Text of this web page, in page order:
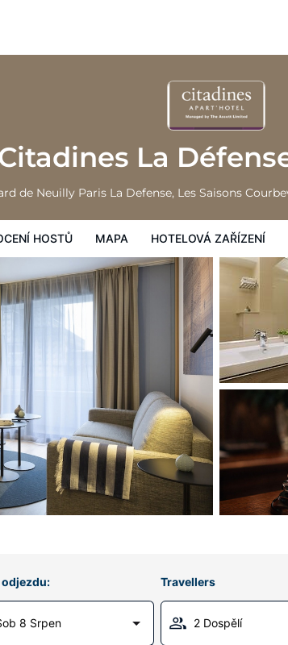
La
de Neuilly Paris La Defense, Les Saisons
HOSTŮ MAPA HOTELOVÁ ZAŘÍZENÍ
8 Srpen
Travellers
2 Dospělí